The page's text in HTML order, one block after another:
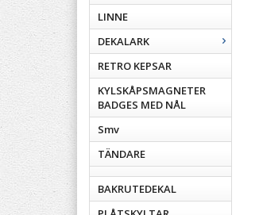
LINNE
DEKALARK
RETRO KEPSAR
KYLSKÅPSMAGNETER
BADGES MED NÅL
Smv
TÄNDARE
BAKRUTEDEKAL